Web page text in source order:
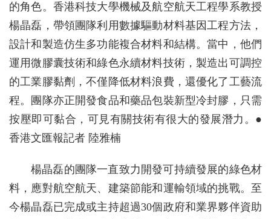
的角色。香港科技大學機械及航空航天工程學系教授
楊晶磊，帶領團隊利用數據驅動材料基因工程方法，
設計和製造仿生多功能複合材料和結構。當中，他們
運用微膠囊技術和綠色永續材料技術，製造出可調控
的工業膠黏劑，不僅降低材料浪費，還優化了工藝流
程。團隊亦正開發食品和藥品包裝新型冷封膠，只需
按壓即可黏合，可見有關技術有很大的發展潛力。●
香港文匯報記者 陸雅楠
楊晶磊的團隊一直致力開發可持續發展的綠色材
料，應對航空航天、建築節能和運輸領域的挑戰。至
今楊晶磊已完成或主持超過30個政府和業界夥伴資助